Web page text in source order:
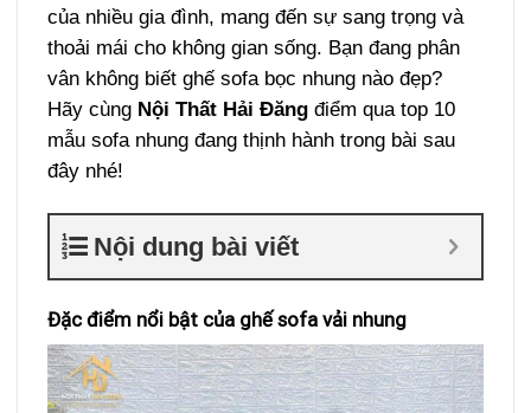
của nhiều gia đình, mang đến sự sang trọng và
thoải mái cho không gian sống. Bạn đang phân
vân không biết ghế sofa bọc nhung nào đẹp?
Hãy cùng Nội Thất Hải Đăng điểm qua top 10
mẫu sofa nhung đang thịnh hành trong bài sau
đây nhé!
Nội dung bài viết
Đặc điểm nổi bật của ghế sofa vải nhung